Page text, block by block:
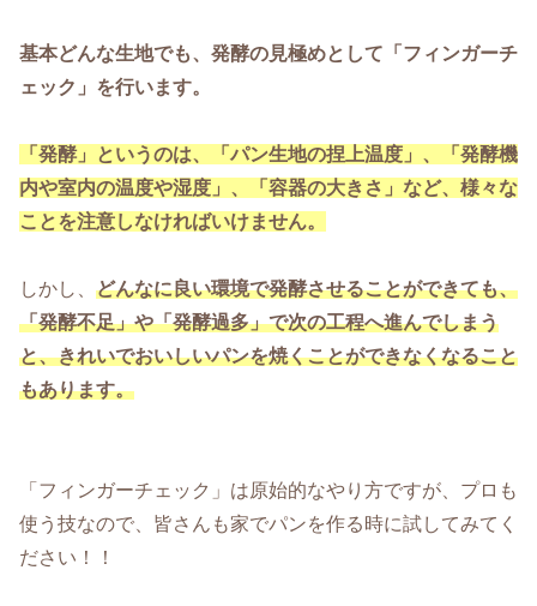
基本どんな生地でも、発酵の見極めとして「フィンガーチ
ェック」を行います。
「発酵」というのは、「パン生地の捏上温度」、「発酵機
内や室内の温度や湿度」、「容器の大きさ」など、様々な
ことを注意しなければいけません。
しかし、 どんなに良い環境で発酵させることができても、
「発酵不足」や「発酵過多」で次の工程へ進んでしまう
と、きれいでおいしいパンを焼くことができなくなること
もあります。
「フィンガーチェック」は原始的なやり方ですが、プロも
使う技なので、皆さんも家でパンを作る時に試してみてく
ださい！！